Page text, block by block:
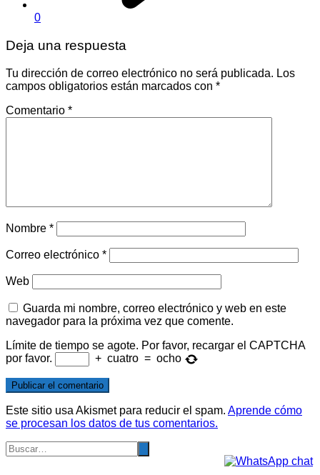
0
Deja una respuesta
Tu dirección de correo electrónico no será publicada. Los
campos obligatorios están marcados con *
Comentario *
Nombre *
Correo electrónico *
Web
Guarda mi nombre, correo electrónico y web en este
navegador para la próxima vez que comente.
Límite de tiempo se agote. Por favor, recargar el CAPTCHA
por favor.
+ cuatro = ocho
Este sitio usa Akismet para reducir el spam. Aprende cómo
se procesan los datos de tus comentarios.